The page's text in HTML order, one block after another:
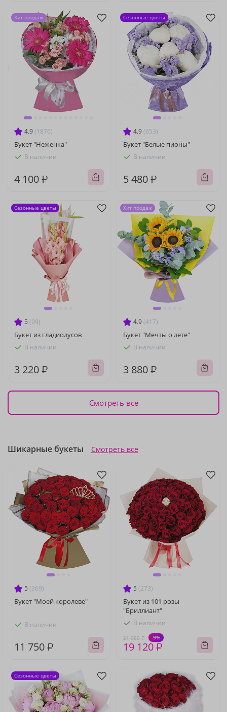
4.9 (1876)
Букет "Неженка"
В наличии
4 100 ₽
Хит продаж
4.9 (653)
Букет "Белые пионы"
В наличии
5 480 ₽
Сезонные цветы
5 (99)
Букет из гладиолусов
В наличии
3 220 ₽
Сезонные цветы
4.9 (417)
Букет "Мечты о лете"
В наличии
3 880 ₽
Хит продаж
Смотреть все
Шикарные букеты Смотреть все
5 (369)
Букет "Моей королеве"
В наличии
11 750 ₽
5 (273)
Букет из 101 розы
"Бриллиант"
В наличии
21 080 ₽ -9%
19 120 ₽
Сезонные цветы